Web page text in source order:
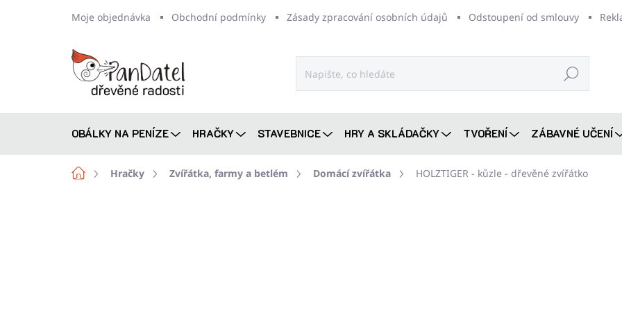
Moje objednávka Obchodní podmínky Zásady zpracování osobních údajů Odstoupení od smlouvy
Hledat
OBÁLKY NA PENÍZE HRAČKY STAVEBNICE HRY A SKLÁDAČKY TVOŘENÍ ZÁBAVNÉ UČENÍ
DomůHračky Zvířátka, farmy a betlém Domácí zvířátka HOLZTIGER - kůzle - dřevěné zvířátko